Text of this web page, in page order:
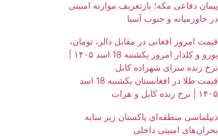
پیمان دفاعی مکه؛ بازتعریف موازنه امنیتی
در خاورمیانه و جنوب آسیا
قیمت امروز افغانی در مقابل دالر، تومان،
نرخ زنده سرای شهزاده کابل
قیمت طلا در افغانستان یکشنبه 18 اسد
۱۴۰۵ | نرخ زنده کابل و هرات
دیپلماسی منطقه‌ای پاکستان زیر سایه
بحران‌های امنیتی داخلی